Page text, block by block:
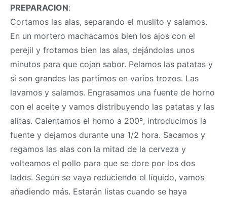
PREPARACION:
Cortamos las alas, separando el muslito y salamos.
En un mortero machacamos bien los ajos con el
perejil y frotamos bien las alas, dejándolas unos
minutos para que cojan sabor. Pelamos las patatas y
si son grandes las partimos en varios trozos. Las
lavamos y salamos. Engrasamos una fuente de horno
con el aceite y vamos distribuyendo las patatas y las
alitas. Calentamos el horno a 200º, introducimos la
fuente y dejamos durante una 1/2 hora. Sacamos y
regamos las alas con la mitad de la cerveza y
volteamos el pollo para que se dore por los dos
lados. Según se vaya reduciendo el líquido, vamos
añadiendo más. Estarán listas cuando se haya